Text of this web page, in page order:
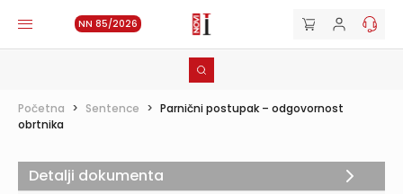
NN 85/2026
Početna > Sentence > Parnični postupak – odgovornost
obrtnika
Detalji dokumenta